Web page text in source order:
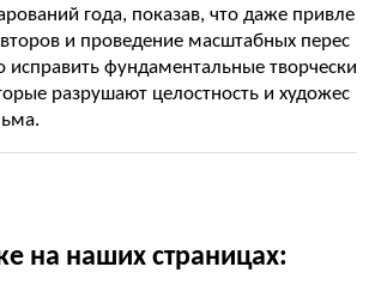
года, показав, что даже привле
и проведение масштабных перес
исправить фундаментальные творчески
разрушают целостность и художес
на наших страницах: